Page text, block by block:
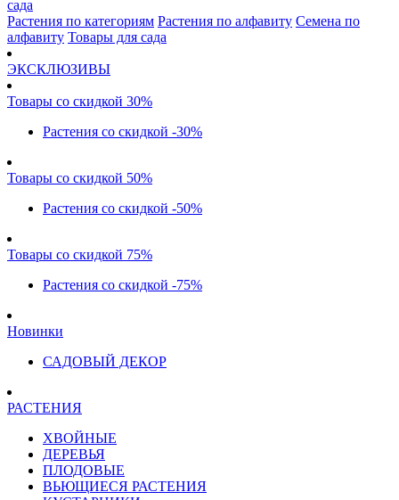
сада
Растения по категориям Растения по алфавиту Семена по
алфавиту Товары для сада
ЭКСКЛЮЗИВЫ
Товары со скидкой 30%
Растения со скидкой -30%
Товары со скидкой 50%
Растения со скидкой -50%
Товары со скидкой 75%
Растения со скидкой -75%
Новинки
САДОВЫЙ ДЕКОР
РАСТЕНИЯ
ХВОЙНЫЕ
ДЕРЕВЬЯ
ПЛОДОВЫЕ
ВЬЮЩИЕСЯ РАСТЕНИЯ